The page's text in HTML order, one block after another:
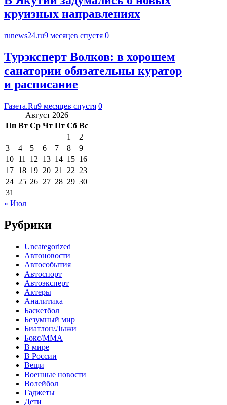
круизных направлениях
runews24.ru9 месяцев спустя 0
Турэксперт Волков: в хорошем
санатории обязательны куратор
и расписание
Газета.Ru9 месяцев спустя 0
Август 2026
Пн Вт Ср Чт Пт Сб Вс
1
2
3
4 5 6 7 8
9
10 11 12 13 14 15 16
17 18 19 20 21 22 23
24 25 26 27 28 29 30
31
« Июл
Рубрики
Uncategorized
Автоновости
Автособытия
Автоспорт
Автоэксперт
Актеры
Аналитика
Баскетбол
Безумный мир
Биатлон/Лыжи
Бокс/MMA
В мире
В России
Вещи
Военные новости
Волейбол
Гаджеты
Дети